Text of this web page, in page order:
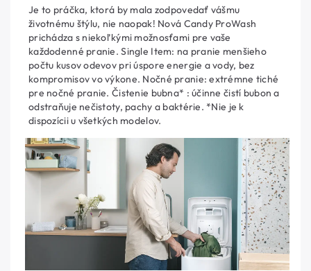
Je to práčka, ktorá by mala zodpovedať vášmu
životnému štýlu, nie naopak! Nová Candy ProWash
prichádza s niekoľkými možnosťami pre vaše
každodenné pranie. Single Item: na pranie menšieho
počtu kusov odevov pri úspore energie a vody, bez
kompromisov vo výkone. Nočné pranie: extrémne tiché
pre nočné pranie. Čistenie bubna* : účinne čistí bubon a
odstraňuje nečistoty, pachy a baktérie. *Nie je k
dispozícii u všetkých modelov.